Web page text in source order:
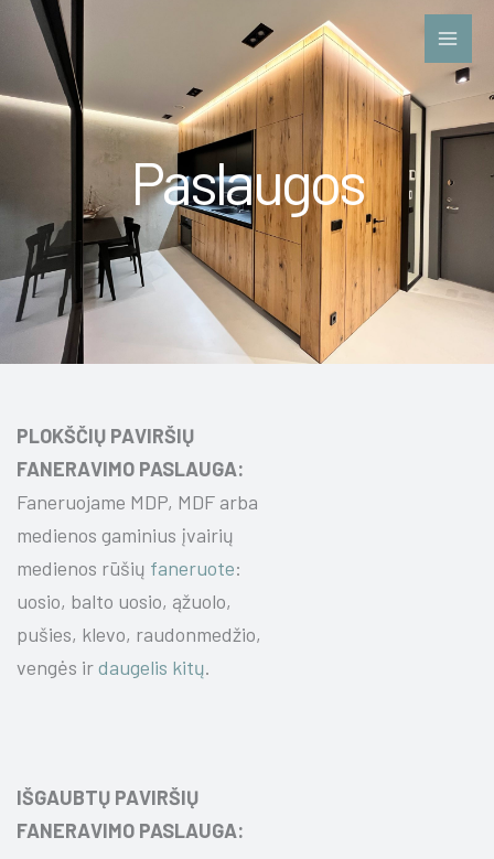
Pereiti
Paslaugos
PLOKŠČIŲ PAVIRŠIŲ
FANERAVIMO PASLAUGA:
Faneruojame MDP, MDF arba
medienos gaminius įvairių
medienos rūšių faneruote:
uosio, balto uosio, ąžuolo,
pušies, klevo, raudonmedžio,
vengės irdaugelis kitų.
IŠGAUBTŲ PAVIRŠIŲ
FANERAVIMO PASLAUGA: